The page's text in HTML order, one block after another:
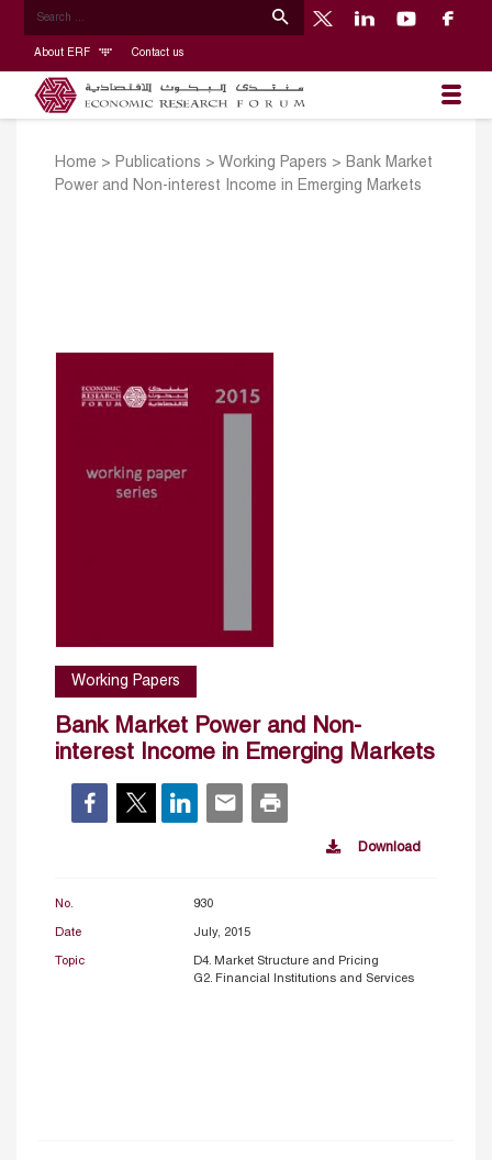
About ERF Contact us
Home > Publications > Working Papers > Bank Market
Power and Non-interest Income in Emerging Markets
Working Papers
Bank Market Power and Non-
interest Income in Emerging Markets
Download
No. 930
Date July, 2015
Topic
D4. Market Structure and Pricing
G2. Financial Institutions and Services